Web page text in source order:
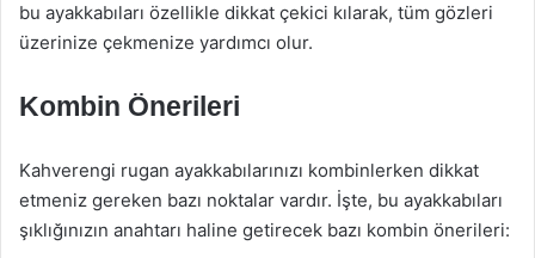
bu ayakkabıları özellikle dikkat çekici kılarak, tüm gözleri
üzerinize çekmenize yardımcı olur.
Kombin Önerileri
Kahverengi rugan ayakkabılarınızı kombinlerken dikkat
etmeniz gereken bazı noktalar vardır. İşte, bu ayakkabıları
şıklığınızın anahtarı haline getirecek bazı kombin önerileri: